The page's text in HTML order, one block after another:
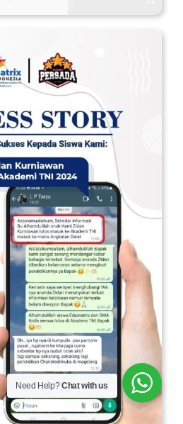
Need Help?Chat with us